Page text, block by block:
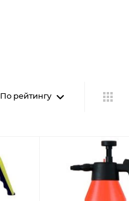
По рейтингу